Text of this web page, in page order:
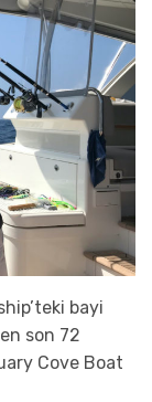
bayi
son 72
Cove Boat